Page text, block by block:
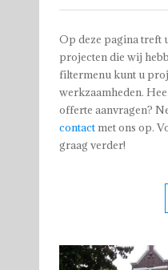
Op deze pagina treft
projecten die wij
filtermenu kunt u
werkzaamheden.
offerte aanvragen?
contactmet ons op.
graag verder!